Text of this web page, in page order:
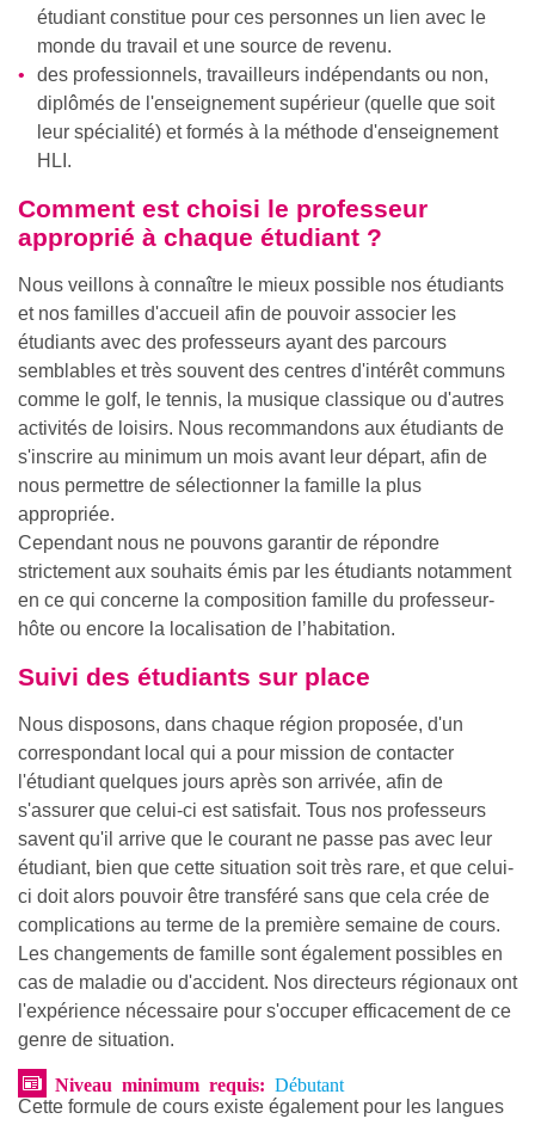
étudiant constitue pour ces personnes un lien avec le
monde du travail et une source de revenu.
des professionnels, travailleurs indépendants ou non,
diplômés de l'enseignement supérieur (quelle que soit
leur spécialité) et formés à la méthode d'enseignement
HLI.
Comment est choisi le professeur
approprié à chaque étudiant ?
Nous veillons à connaître le mieux possible nos étudiants
et nos familles d'accueil afin de pouvoir associer les
étudiants avec des professeurs ayant des parcours
semblables et très souvent des centres d'intérêt communs
comme le golf, le tennis, la musique classique ou d'autres
activités de loisirs. Nous recommandons aux étudiants de
s'inscrire au minimum un mois avant leur départ, afin de
nous permettre de sélectionner la famille la plus
appropriée.
Cependant nous ne pouvons garantir de répondre
strictement aux souhaits émis par les étudiants notamment
en ce qui concerne la composition famille du professeur-
hôte ou encore la localisation de l’habitation.
Suivi des étudiants sur place
Nous disposons, dans chaque région proposée, d'un
correspondant local qui a pour mission de contacter
l'étudiant quelques jours après son arrivée, afin de
s'assurer que celui-ci est satisfait. Tous nos professeurs
savent qu'il arrive que le courant ne passe pas avec leur
étudiant, bien que cette situation soit très rare, et que celui-
ci doit alors pouvoir être transféré sans que cela crée de
complications au terme de la première semaine de cours.
Les changements de famille sont également possibles en
cas de maladie ou d'accident. Nos directeurs régionaux ont
l'expérience nécessaire pour s'occuper efficacement de ce
genre de situation.
Niveau minimum requis: Débutant
Cette formule de cours existe également pour les langues